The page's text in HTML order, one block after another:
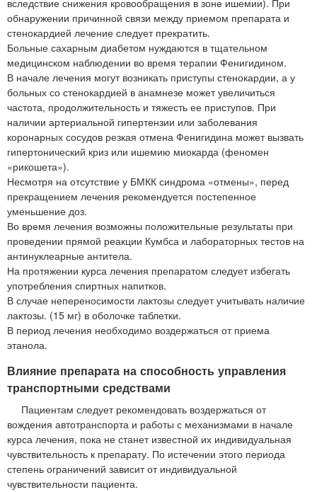
вследствие снижения кровообращения в зоне ишемии). При
обнаружении причинной связи между приемом препарата и
стенокардией лечение следует прекратить.
Больные сахарным диабетом нуждаются в тщательном
медицинском наблюдении во время терапии Фенигидином.
В начале лечения могут возникать приступы стенокардии, а у
больных со стенокардией в анамнезе может увеличиться
частота, продолжительность и тяжесть ее приступов. При
наличии артериальной гипертензии или заболевания
коронарных сосудов резкая отмена Фенигидина может вызвать
гипертонический криз или ишемию миокарда (феномен
«рикошета»).
Несмотря на отсутствие у БМКК синдрома «отмены», перед
прекращением лечения рекомендуется постепенное
уменьшение доз.
Во время лечения возможны положительные результаты при
проведении прямой реакции Кумбса и лабораторных тестов на
антинуклеарные антитела.
На протяжении курса лечения препаратом следует избегать
употребления спиртных напитков.
В случае непереносимости лактозы следует учитывать наличие
лактозы. (15 мг) в оболочке таблетки.
В период лечения необходимо воздержаться от приема
этанола.
Влияние препарата на способность управления
транспортными средствами
Пациентам следует рекомендовать воздержаться от
вождения автотранспорта и работы с механизмами в начале
курса лечения, пока не станет известной их индивидуальная
чувствительность к препарату. По истечении этого периода
степень ограничений зависит от индивидуальной
чувствительности пациента.